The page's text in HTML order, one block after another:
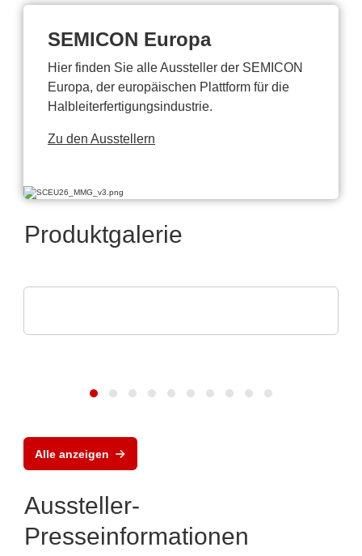
SEMICON Europa
Hier finden Sie alle Aussteller der SEMICON
Europa, der europäischen Plattform für die
Halbleiterfertigungsindustrie.
Zu den Ausstellern
Produktgalerie
Alle anzeigen
Aussteller-
Presseinformationen